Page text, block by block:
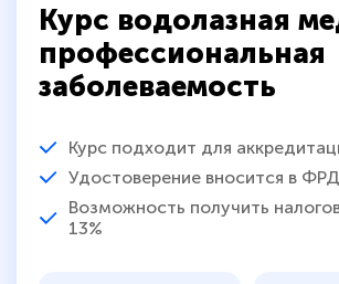
Курс водолазная
профессиональная
заболеваемость
Курс подходит для
Удостоверение вносится в
Возможность получить
13%